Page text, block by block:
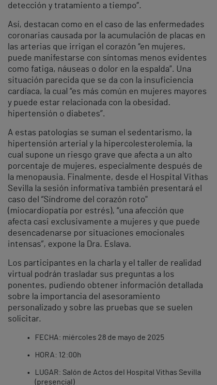
detección y tratamiento a tiempo”.
Así, destacan como en el caso de las enfermedades
coronarias causada por la acumulación de placas en
las arterias que irrigan el corazón “en mujeres,
puede manifestarse con síntomas menos evidentes
como fatiga, náuseas o dolor en la espalda”. Una
situación parecida que se da con la insuficiencia
cardíaca, la cual “es más común en mujeres mayores
y puede estar relacionada con la obesidad.
hipertensión o diabetes”.
A estas patologías se suman el sedentarismo, la
hipertensión arterial y la hipercolesterolemia, la
cual supone un riesgo grave que afecta a un alto
porcentaje de mujeres, especialmente después de
la menopausia. Finalmente, desde el Hospital Vithas
Sevilla la sesión informativa también presentará el
caso del “Síndrome del corazón roto"
(miocardiopatía por estrés), “una afección que
afecta casi exclusivamente a mujeres y que puede
desencadenarse por situaciones emocionales
intensas”, expone la Dra. Eslava.
Los participantes en la charla y el taller de realidad
virtual podrán trasladar sus preguntas a los
ponentes, pudiendo obtener información detallada
sobre la importancia del asesoramiento
personalizado y sobre las pruebas que se suelen
solicitar.
FECHA: miércoles 28 de mayo de 2025
HORA: 12:00h
LUGAR: Salón de Actos del Hospital Vithas Sevilla
(presencial)